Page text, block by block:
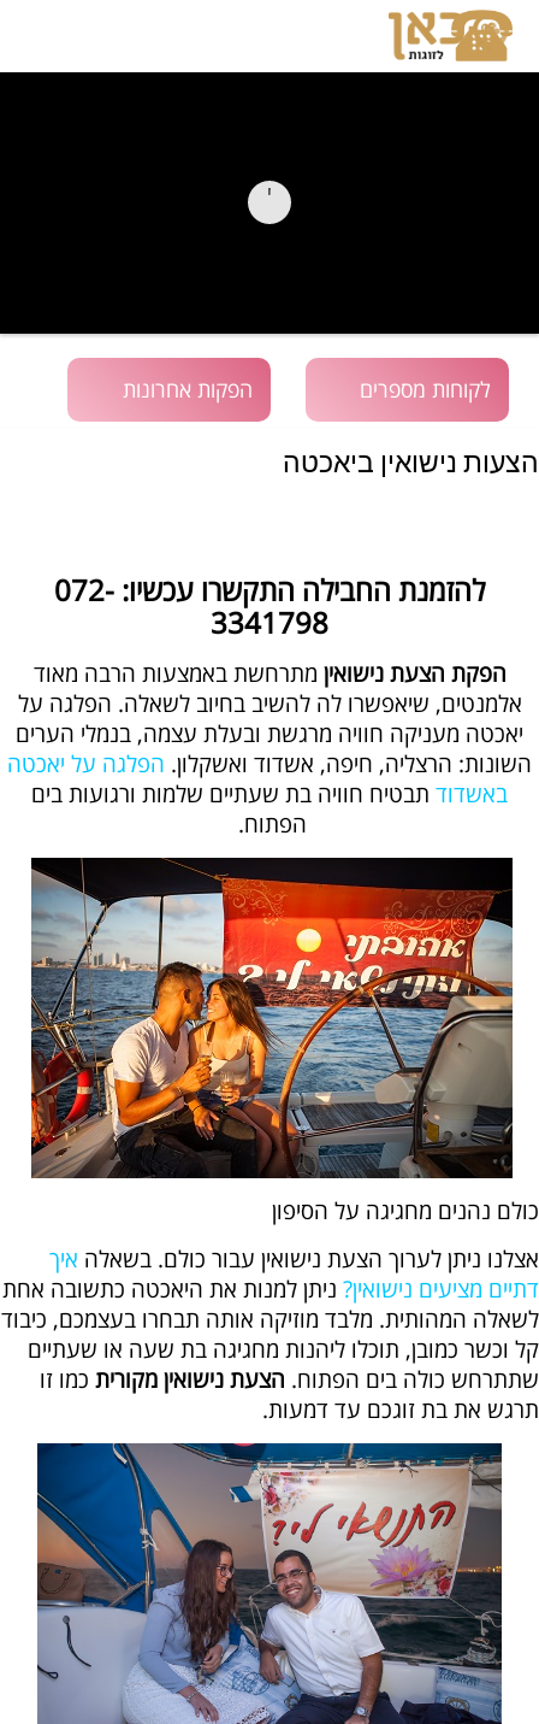
לקוחות מספרים הפקות אחרונות
הצעות נישואין ביאכטה
להזמנת החבילה התקשרו עכשיו: 072-
3341798
הפקת הצעת נישואין מתרחשת באמצעות הרבה מאוד
אלמנטים, שיאפשרו לה להשיב בחיוב לשאלה. הפלגה על
יאכטה מעניקה חוויה מרגשת ובעלת עצמה, בנמלי הערים
השונות: הרצליה, חיפה, אשדוד ואשקלון. הפלגה על יאכטה
באשדוד תבטיח חוויה בת שעתיים שלמות ורגועות בים
הפתוח.
כולם נהנים מחגיגה על הסיפון
אצלנו ניתן לערוך הצעת נישואין עבור כולם. בשאלה איך
דתיים מציעים נישואין? ניתן למנות את היאכטה כתשובה אחת
לשאלה המהותית. מלבד מוזיקה אותה תבחרו בעצמכם, כיבוד
קל וכשר כמובן, תוכלו ליהנות מחגיגה בת שעה או שעתיים
שתתרחש כולה בים הפתוח. הצעת נישואין מקורית כמו זו
תרגש את בת זוגכם עד דמעות.